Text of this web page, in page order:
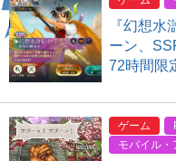
『幻想
ーン、
72時間限
ゲーム
モバイル・